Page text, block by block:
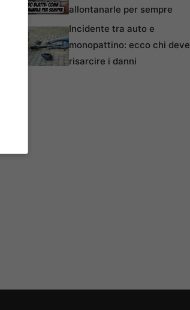
allontanarle per sempre
Incidente tra auto e
monopattino: ecco chi deve
risarcire i danni